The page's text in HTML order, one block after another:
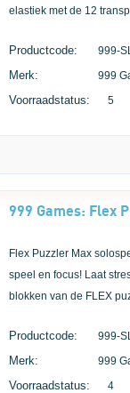
elastiek met de 12
Productcode: 999-
Merk: 999
Voorraadstatus: 5
999 Games: Flex
Flex Puzzler Max
speel en focus! Laat
blokken van de FLEX
Productcode: 999-
Merk: 999
Voorraadstatus: 4